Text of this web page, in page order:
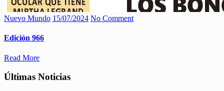
Nuevo Mundo 15/07/2024 No Comment
Edición 966
Read More
Últimas Noticias